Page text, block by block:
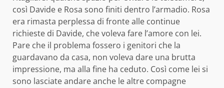
così Davide e Rosa sono finiti dentro l’armadio. Rosa
era rimasta perplessa di fronte alle continue
richieste di Davide, che voleva fare l’amore con lei.
Pare che il problema fossero i genitori che la
guardavano da casa, non voleva dare una brutta
impressione, ma alla fine ha ceduto. Così come lei si
sono lasciate andare anche le altre compagne